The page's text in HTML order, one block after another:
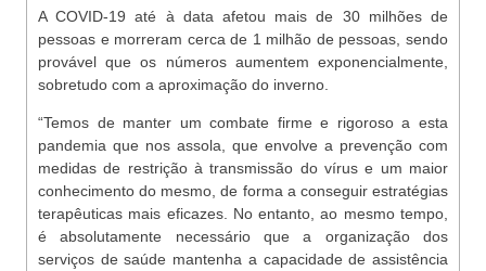
A COVID-19 até à data afetou mais de 30 milhões de
pessoas e morreram cerca de 1 milhão de pessoas, sendo
provável que os números aumentem exponencialmente,
sobretudo com a aproximação do inverno.
“Temos de manter um combate firme e rigoroso a esta
pandemia que nos assola, que envolve a prevenção com
medidas de restrição à transmissão do vírus e um maior
conhecimento do mesmo, de forma a conseguir estratégias
terapêuticas mais eficazes. No entanto, ao mesmo tempo,
é absolutamente necessário que a organização dos
serviços de saúde mantenha a capacidade de assistência